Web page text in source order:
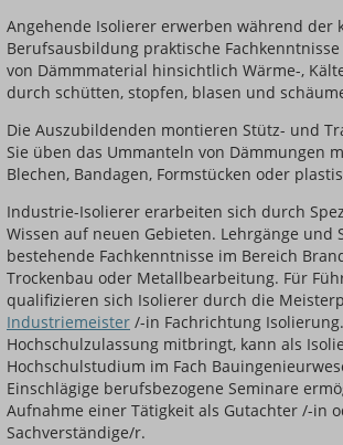
Angehende Isolierer erwerben während der
Berufsausbildung praktische
von Dämmmaterial hinsichtlich Wärme-,
durch schütten, stopfen, blasen und
Die Auszubildenden montieren Stütz- und
Sie üben das Ummanteln von Dämmungen
Blechen, Bandagen, Formstücken oder
Industrie-Isolierer erarbeiten sich durch
Wissen auf neuen Gebieten. Lehrgänge und
bestehende Fachkenntnisse im Bereich
Trockenbau oder Metallbearbeitung. Für
qualifizieren sich Isolierer durch die
Industriemeister /-in Fachrichtung
Hochschulzulassung mitbringt, kann als
Hochschulstudium im Fach
Einschlägige berufsbezogene Seminare
Aufnahme einer Tätigkeit als Gutachter /-in
Sachverständige/r.